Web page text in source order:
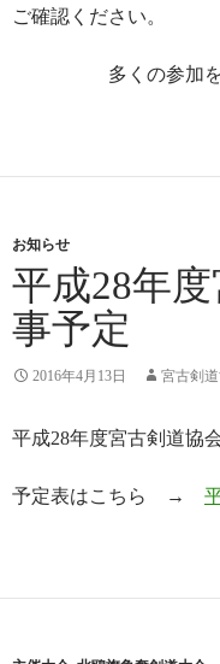
ご確認ください。
多くの参加をお
お知らせ
平成28年
事予定
2016年4月13日 宮古剣
平成28年度宮古剣道協
予定表はこちら →